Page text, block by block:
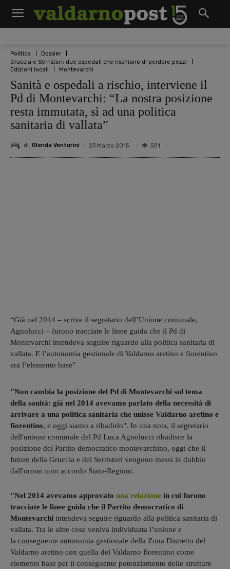
Politica
Dossier
Gruccia e Serristori: due ospedali che rischiano di perdere pezzi
Edizioni locali
Montevarchi
Sanità e ospedali a rischio, interviene il
Pd di Montevarchi: “La nostra posizione
resta immutata, sì ad una politica
sanitaria di vallata”
di Glenda Venturini 23 Marzo 2015 501
“Già nel 2014 – scrive il segretario dell’Unione comunale,
Agnolucci – furono tracciate le linee guida che il Pd di
Montevarchi intendeva seguire riguardo alla politica sanitaria di
vallata. E l’autonomia gestionale di Valdarno aretino e fiorentino
era l’elemento base”
"Non cambia la posizione del Pd di Montevarchi sul tema
della sanità: già nel 2014 avevamo parlato della necessità di
arrivare a una politica sanitaria che unisse Valdarno aretino e
fiorentino, e oggi siamo a ribadirlo". In una nota, il segretario
dell'unione comunale del Pd Luca Agnolucci ribadisce la
posizione del Partito democratico montevarchino, oggi che il
futuro della Gruccia e del Serristori vengono messi in dubbio
dall'ormai noto accordo Stato-Regioni.
"Nel 2014 avevamo approvato una relazione in cui furono
tracciate le linee guida che il Partito democratico di
Montevarchi intendeva seguire riguardo alla politica sanitaria di
vallata. Tra le altre cose veniva individuata l’unione e
la conseguente autonomia gestionale della Zona Distretto del
Valdarno aretino con quella del Valdarno fiorentino come
elemento base per il conseguente potenziamento delle strutture